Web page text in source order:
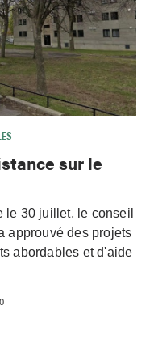
sur le
le 30 juillet, le conseil
approuvé des projets
abordables et d'aide